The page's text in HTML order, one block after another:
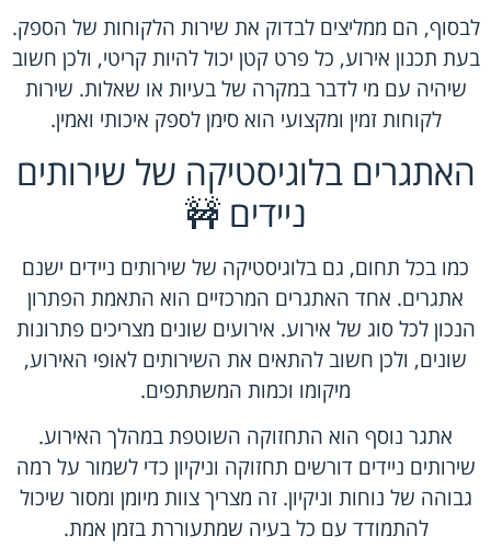
לבסוף, הם ממליצים לבדוק את שירות הלקוחות של הספק.
בעת תכנון אירוע, כל פרט קטן יכול להיות קריטי, ולכן חשוב
שיהיה עם מי לדבר במקרה של בעיות או שאלות. שירות
לקוחות זמין ומקצועי הוא סימן לספק איכותי ואמין.
האתגרים בלוגיסטיקה של שירותים
ניידים 🚧
כמו בכל תחום, גם בלוגיסטיקה של שירותים ניידים ישנם
אתגרים. אחד האתגרים המרכזיים הוא התאמת הפתרון
הנכון לכל סוג של אירוע. אירועים שונים מצריכים פתרונות
שונים, ולכן חשוב להתאים את השירותים לאופי האירוע,
מיקומו וכמות המשתתפים.
אתגר נוסף הוא התחזוקה השוטפת במהלך האירוע.
שירותים ניידים דורשים תחזוקה וניקיון כדי לשמור על רמה
גבוהה של נוחות וניקיון. זה מצריך צוות מיומן ומסור שיכול
להתמודד עם כל בעיה שמתעוררת בזמן אמת.